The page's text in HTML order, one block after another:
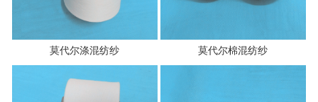
莫代尔涤混纺纱 莫代尔棉混纺纱